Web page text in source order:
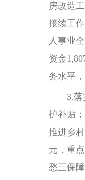
房改造
接续工
人事业
资金
务水平
3.落实
护补贴
推进乡
元，重
愁三保障